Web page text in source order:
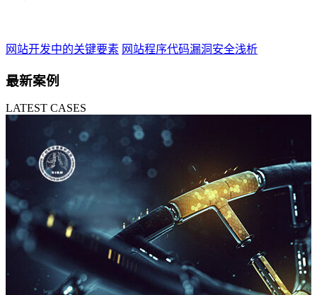
网站开发中的关键要素 网站程序代码漏洞安全浅析
最新案例
LATEST CASES